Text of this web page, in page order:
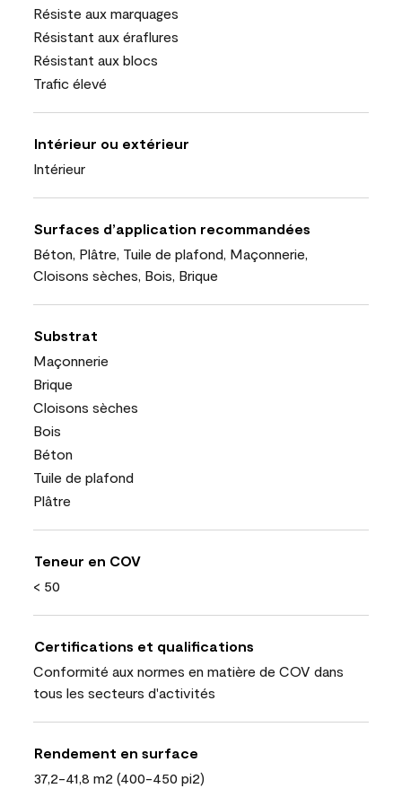
Résiste aux marquages
Résistant aux éraflures
Résistant aux blocs
Trafic élevé
Intérieur ou extérieur
Intérieur
Surfaces d’application recommandées
Béton, Plâtre, Tuile de plafond, Maçonnerie,
Cloisons sèches, Bois, Brique
Substrat
Maçonnerie
Brique
Cloisons sèches
Bois
Béton
Tuile de plafond
Plâtre
Teneur en COV
< 50
Certifications et qualifications
Conformité aux normes en matière de COV dans
tous les secteurs d'activités
Rendement en surface
37,2-41,8 m2 (400-450 pi2)